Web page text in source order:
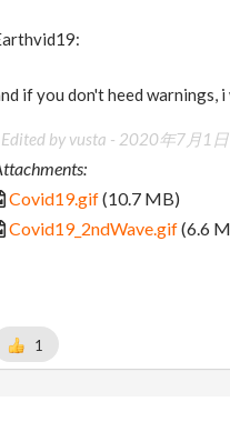
if you don't heed
Edited by vusta - 2020年7月1
Covid19.gif(10.7 MB)
Covid19_2ndWave.gif(6.6
1